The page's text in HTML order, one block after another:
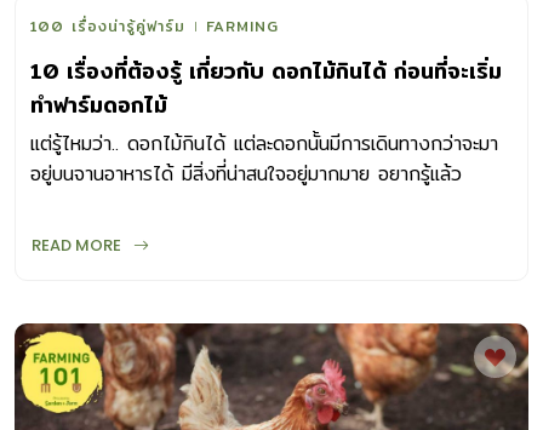
100 เรื่องน่ารู้คู่ฟาร์ม FARMING
10 เรื่องที่ต้องรู้ เกี่ยวกับ ดอกไม้กินได้ ก่อนที่จะเริ่ม
ทำฟาร์มดอกไม้
แต่รู้ไหมว่า.. ดอกไม้กินได้ แต่ละดอกนั้นมีการเดินทางกว่าจะมา
อยู่บนจานอาหารได้ มีสิ่งที่น่าสนใจอยู่มากมาย อยากรู้แล้ว
READ MORE